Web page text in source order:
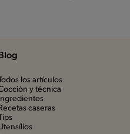
Blog
los artículos
y técnica
caseras